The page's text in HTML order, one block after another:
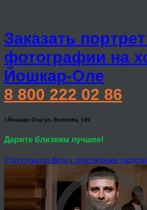
Заказать
фотографии на
Йошкар-Оле
8 800 222 02 86
г.Йошкар-Ола ул. Волкова, 149
Дарите близким лучшее!
Статуэтка по фото с портретным